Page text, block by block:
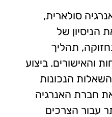
סולארית,
הניסיון של
תהליך
והאישורים. ביצוע
הנכונות
חברת האנרגיה
עבור הצרכים